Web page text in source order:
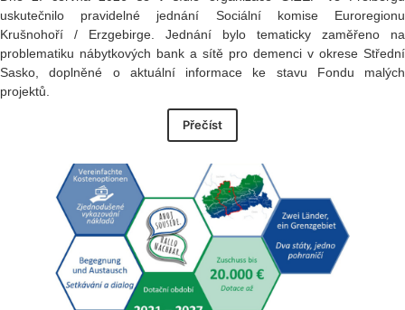
uskutečnilo pravidelné jednání Sociální komise Euroregionu
Krušnohoří / Erzgebirge. Jednání bylo tematicky zaměřeno na
problematiku nábytkových bank a sítě pro demenci v okrese Střední
Sasko, doplněné o aktuální informace ke stavu Fondu malých
projektů.
Přečíst